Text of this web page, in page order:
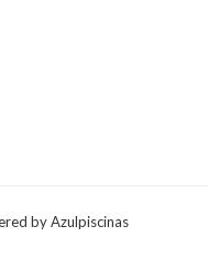
by Azulpiscinas